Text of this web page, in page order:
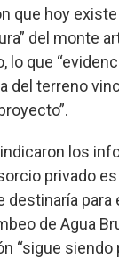
que hoy
del monte
lo que
del terreno
los
privado
destinaría para
de Agua
“sigue siendo